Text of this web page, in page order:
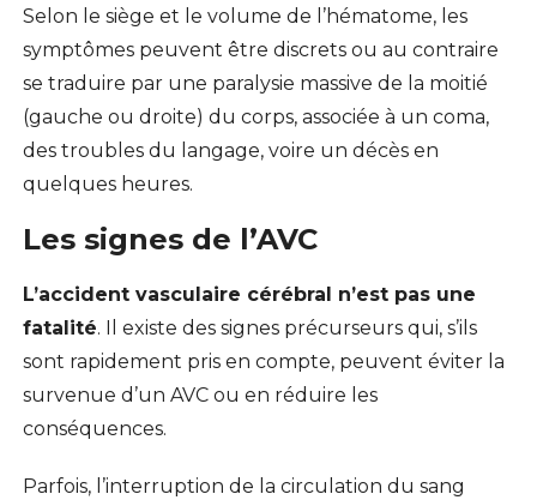
Selon le siège et le volume de l’hématome, les
symptômes peuvent être discrets ou au contraire
se traduire par une paralysie massive de la moitié
(gauche ou droite) du corps, associée à un coma,
des troubles du langage, voire un décès en
quelques heures.
Les signes de l’AVC
L’accident vasculaire cérébral n’est pas une
fatalité. Il existe des signes précurseurs qui, s’ils
sont rapidement pris en compte, peuvent éviter la
survenue d’un AVC ou en réduire les
conséquences.
Parfois, l’interruption de la circulation du sang